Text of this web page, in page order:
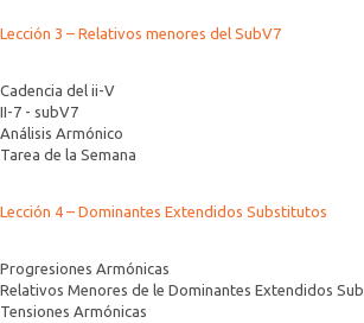
Lección 3 – Relativos menores del SubV7
Cadencia del ii-V
II-7 - subV7
Análisis Armónico
Tarea de la Semana
Lección 4 – Dominantes Extendidos Substitutos
Progresiones Armónicas
Relativos Menores de le Dominantes Extendidos
Tensiones Armónicas